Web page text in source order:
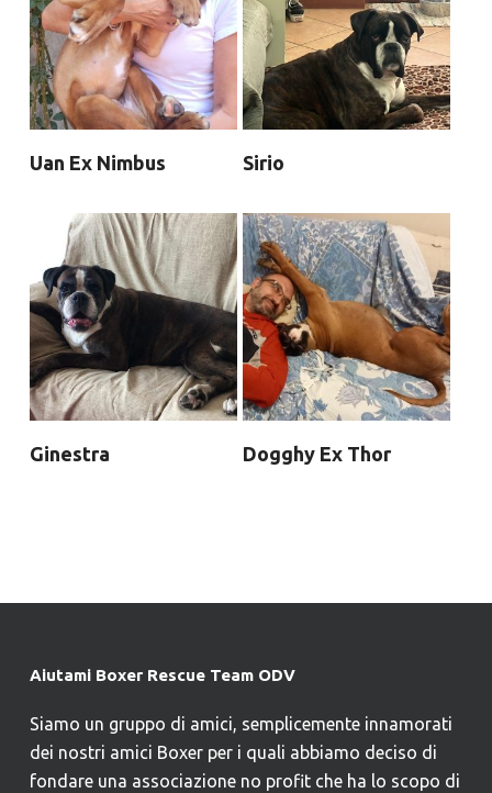
Uan Ex Nimbus Sirio
Ginestra Dogghy Ex Thor
Aiutami Boxer Rescue Team ODV
Siamo un gruppo di amici, semplicemente innamorati
dei nostri amici Boxer per i quali abbiamo deciso di
fondare una associazione no profit che ha lo scopo di